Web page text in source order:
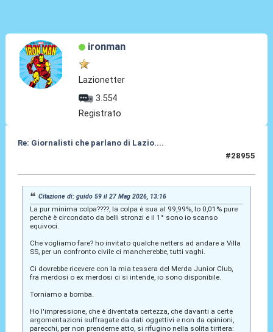
ironman
Lazionetter
3.554
Registrato
Re: Giornalisti che parlano di Lazio....
#28955
Citazione di: guido 59 il 27 Mag 2026, 13:16
La pur minima colpa????, la colpa è sua al 99,99%, lo 0,01% pure
perchè è circondato da belli stronzi e il 1° sono io scanso
equivoci.
Che vogliamo fare? ho invitato qualche netters ad andare a Villa
SS, per un confronto civile ci mancherebbe, tutti vaghi.
Ci dovrebbe ricevere con la mia tessera del Merda Junior Club,
fra merdosi o ex merdosi ci si intende, io sono disponibile.
Torniamo a bomba.
Ho l'impressione, che è diventata certezza, che davanti a certe
argomentazioni suffragate da dati oggettivi e non da opinioni,
parecchi, per non prenderne atto, si rifugino nella solita tiritera: